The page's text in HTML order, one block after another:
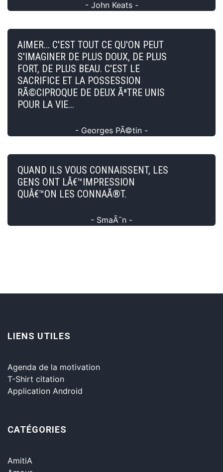
- John Keats -
AIMER... C'EST TOUT CE QU'ON PEUT
S'IMAGINER DE PLUS DOUX, DE PLUS
FORT, DE PLUS BEAU. C'EST LE
SACRIFICE ET LA POSSESSION
RÃ©CIPROQUE DE DEUX ÃªTRE UNIS
POUR LA VIE...
- Georges PÃ©tin -
QUAND ILS VOUS CONNAISSENT, LES
GENS ONT LÂ€™IMPRESSION
QUÂ€™ON LES CONNAÃ®T.
- SmaÃ¯n -
LIENS UTILES
Agenda de la motivation
T-Shirt citation
Application Android
CATÉGORIES
AmitiA